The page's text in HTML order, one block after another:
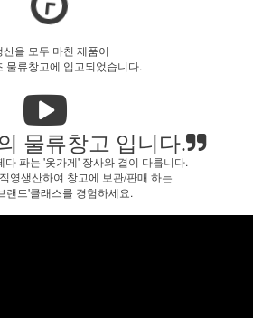
산을 모두 마친 제품이
물류창고에 입고되었습니다.
물류창고 입니다.
다 파는 '옷가게' 장사와 결이 다릅니다.
영생산하여 창고에 보관/판매 하는
랜드'클래스를 경험하세요.